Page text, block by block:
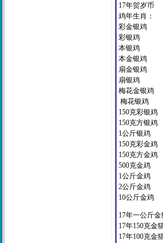
17年贺
鸡年生肖：
彩金银
彩银
本银
本金银
扇金银
扇银
梅花金
梅花
150克彩
150克方
1公斤银
150克彩
150克方
500克
1公斤
2公斤
10公斤
17年一
17年150
17年100